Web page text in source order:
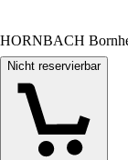
HORNBACH
Nicht reservierbar